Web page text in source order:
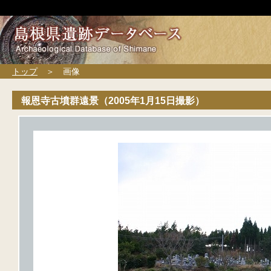
トップ＞ 画像
報恩寺古墳群遠景（2005年1月15日撮影）